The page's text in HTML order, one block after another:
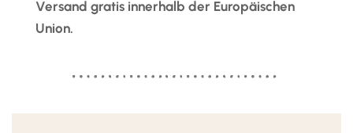
Versand gratis innerhalb der Europäischen
Union.